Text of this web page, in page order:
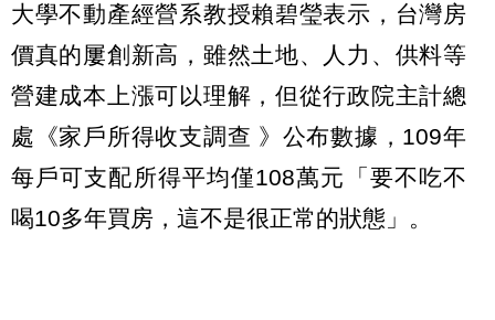
大學不動產經營系教授賴碧瑩表示，台灣房
價真的屢創新高，雖然土地、人力、供料等
營建成本上漲可以理解，但從行政院主計總
處《家戶所得收支調查 》公布數據，109年
每戶可支配所得平均僅108萬元「要不吃不
喝10多年買房，這不是很正常的狀態」。